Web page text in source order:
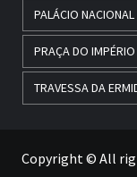
PALÁCIO
PRAÇA DO IMPÉRIO
TRAVESSA DA
Copyright © All